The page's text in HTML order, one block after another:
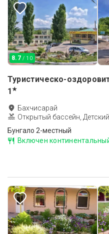
8.7 / 10
Туристическо-
1★
Бахчисарай
Открытый бассейн,
Бунгало 2-местный
Включен